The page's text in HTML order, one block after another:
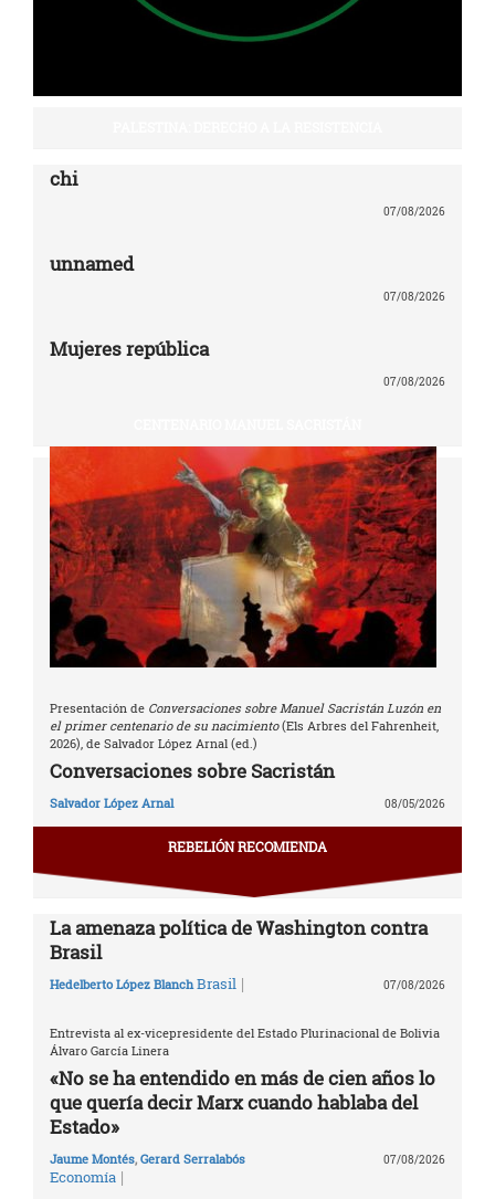
chi
07/08/2026
unnamed
07/08/2026
Mujeres república
07/08/2026
Presentación de Conversaciones sobre Manuel Sacristán Luzón en
el primer centenario de su nacimiento(Els Arbres del Fahrenheit,
2026), de Salvador López Arnal (ed.)
Conversaciones sobre Sacristán
Salvador López Arnal 08/05/2026
REBELIÓN RECOMIENDA
La amenaza política de Washington contra
Brasil
Hedelberto López Blanch Brasil | 07/08/2026
Entrevista al ex-vicepresidente del Estado Plurinacional de Bolivia
Álvaro García Linera
«No se ha entendido en más de cien años lo
que quería decir Marx cuando hablaba del
Estado»
Jaume Montés, Gerard Serralabós
Economía |
07/08/2026